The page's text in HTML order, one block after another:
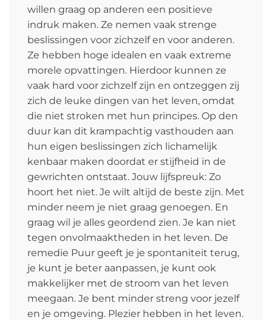
willen graag op anderen een positieve
indruk maken. Ze nemen vaak strenge
beslissingen voor zichzelf en voor anderen.
Ze hebben hoge idealen en vaak extreme
morele opvattingen. Hierdoor kunnen ze
vaak hard voor zichzelf zijn en ontzeggen zij
zich de leuke dingen van het leven, omdat
die niet stroken met hun principes. Op den
duur kan dit krampachtig vasthouden aan
hun eigen beslissingen zich lichamelijk
kenbaar maken doordat er stijfheid in de
gewrichten ontstaat. Jouw lijfspreuk: Zo
hoort het niet. Je wilt altijd de beste zijn. Met
minder neem je niet graag genoegen. En
graag wil je alles geordend zien. Je kan niet
tegen onvolmaaktheden in het leven. De
remedie Puur geeft je je spontaniteit terug,
je kunt je beter aanpassen, je kunt ook
makkelijker met de stroom van het leven
meegaan. Je bent minder streng voor jezelf
en je omgeving. Plezier hebben in het leven.